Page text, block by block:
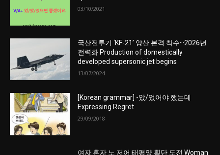
03/10/2021
국산전투기 ‘KF-21’ 양산 본격 착수···2026년
전력화 Production of domestically
developed supersonic jet begins
13/07/2024
[Korean grammar] -았/었어야 했는데
Expressing Regret
29/09/2018
여자 혼자 노 저어 태평양 횡단 도전 Woman